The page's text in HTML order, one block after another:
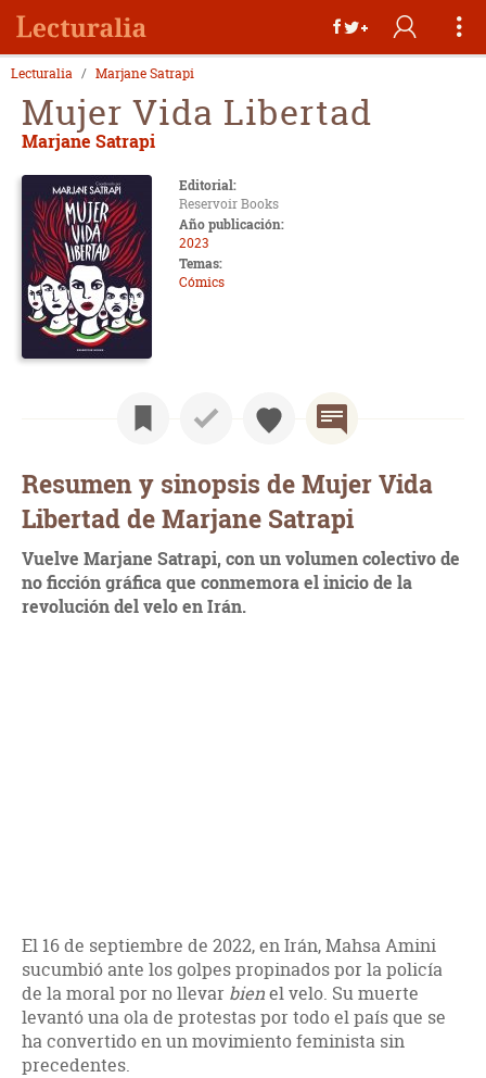
Lecturalia Marjane Satrapi
Mujer Vida Libertad
Marjane Satrapi
Editorial:
Reservoir Books
Año publicación:
2023
Temas:
Cómics
Resumen y sinopsis de Mujer Vida
Libertad de Marjane Satrapi
Vuelve Marjane Satrapi, con un volumen colectivo de
no ficción gráfica que conmemora el inicio de la
revolución del velo en Irán.
El 16 de septiembre de 2022, en Irán, Mahsa Amini
sucumbió ante los golpes propinados por la policía
de la moral por no llevar bienel velo. Su muerte
levantó una ola de protestas por todo el país que se
ha convertido en un movimiento feminista sin
precedentes.